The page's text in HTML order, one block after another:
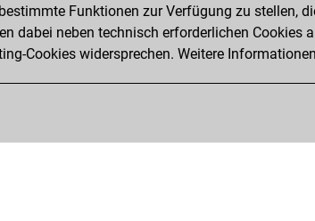
You played 7 blitz games
You scored +0 =0 -7 in blitz
Funktionen zur Verfügung zu stellen,
dabei neben technisch erforderlichen Cookies
Cookies widersprechen. Weitere